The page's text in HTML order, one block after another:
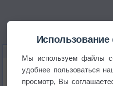
Температура
Давление
Мы используем файлы
удобнее пользоваться
просмотр, Вы